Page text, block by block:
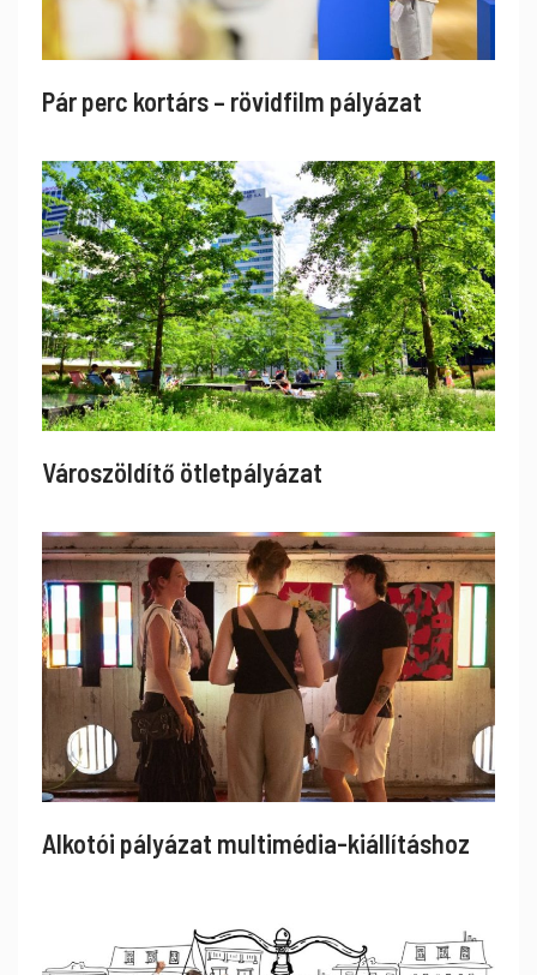
Pár perc kortárs – rövidfilm pályázat
Városzöldítő ötletpályázat
Alkotói pályázat multimédia-kiállításhoz